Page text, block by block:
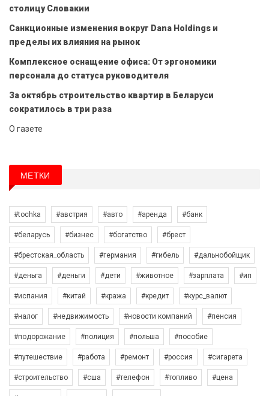
столицу Словакии
Санкционные изменения вокруг Dana Holdings и
пределы их влияния на рынок
Комплексное оснащение офиса: От эргономики
персонала до статуса руководителя
За октябрь строительство квартир в Беларуси
сократилось в три раза
О газете
МЕТКИ
#tochka #австрия #авто #аренда #банк
#беларусь #бизнес #богатство #брест
#брестская_область #германия #гибель #дальнобойщик
#деньга #деньги #дети #животное #зарплата #ип
#испания #китай #кража #кредит #курс_валют
#налог #недвижимость #новости компаний #пенсия
#подорожание #полиция #польша #пособие
#путешествие #работа #ремонт #россия #сигарета
#строительство #сша #телефон #топливо #цена